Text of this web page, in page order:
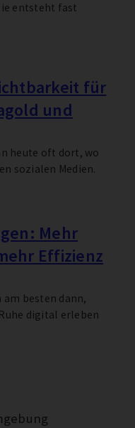
entsteht fast
für
und
heute oft dort, wo
sozialen Medien.
Mehr
Effizienz
besten dann,
digital erleben